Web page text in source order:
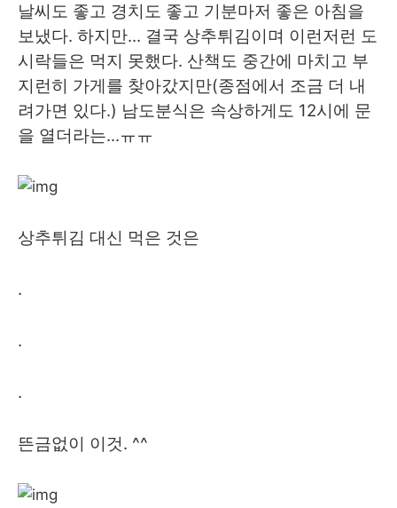
날씨도 좋고 경치도 좋고 기분마저 좋은 아침을
보냈다. 하지만... 결국 상추튀김이며 이런저런 도
시락들은 먹지 못했다. 산책도 중간에 마치고 부
지런히 가게를 찾아갔지만(종점에서 조금 더 내
려가면 있다.) 남도분식은 속상하게도 12시에 문
을 열더라는...ㅠㅠ
상추튀김 대신 먹은 것은
.
.
.
뜬금없이 이것. ^^